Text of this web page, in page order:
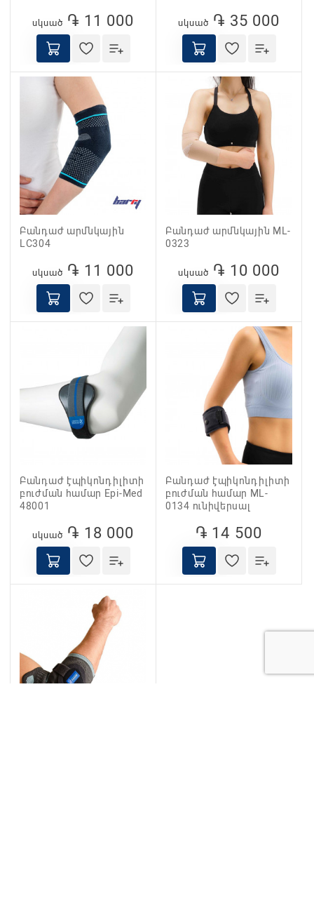
սկսած ֏ 11 000 սկսած ֏ 35 000
Բանդաժ արմնկային
LC304
սկսած ֏ 11 000
Բանդաժ արմնկային ML-
0323
սկսած ֏ 10 000
Բանդաժ էպիկոնդիլիտի
բուժման համար Epi-Med
48001
սկսած ֏ 18 000
Բանդաժ էպիկոնդիլիտի
բուժման համար ML-
0134 ունիվերսալ
֏ 14 500